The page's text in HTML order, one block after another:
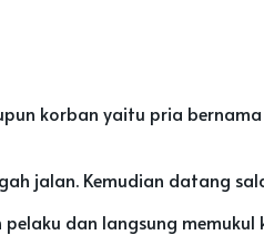
korban yaitu pria
jalan. Kemudian datang
dan langsung memukul